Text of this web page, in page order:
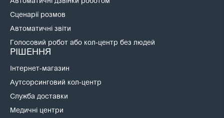
Автоматичні дзвінки роботом
Сценарії розмов
Автоматичні звіти
Голосовий робот або кол-центр без людей
РІШЕННЯ
Інтернет-магазин
Аутсорсинговий кол-центр
Служба доставки
Медичні центри